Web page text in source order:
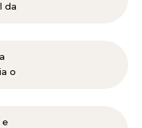
da
o
e